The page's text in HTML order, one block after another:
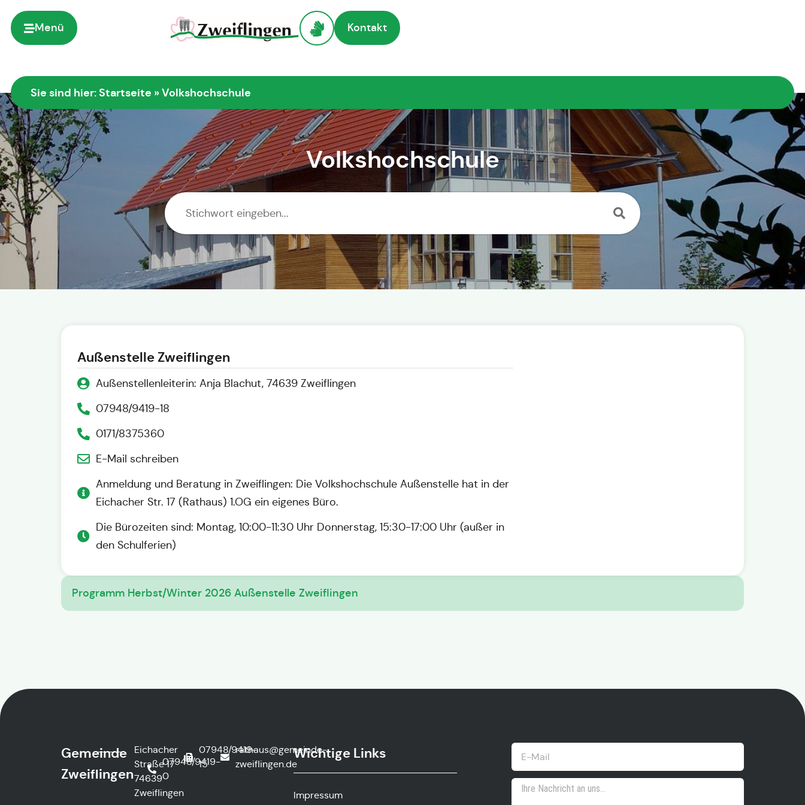
springen
Menü Kontakt
Sie sind hier:Startseite »Volkshochschule
Volkshochschule
Außenstelle Zweiflingen
Außenstellenleiterin: Anja Blachut, 74639 Zweiflingen
07948/9419-18
0171/8375360
E-Mail schreiben
Anmeldung und Beratung in Zweiflingen: Die Volkshochschule Außenstelle hat in der
Eichacher Str. 17 (Rathaus) 1.OG ein eigenes Büro.
Die Bürozeiten sind: Montag, 10:00-11:30 Uhr Donnerstag, 15:30-17:00 Uhr (außer in
den Schulferien)
Programm Herbst/Winter 2026 Außenstelle Zweiflingen
Gemeinde
Zweiflingen
Eichacher
Straße 17
74639
Zweiflingen
07948/9419-
0
07948/9419-
15
rathaus@gemeinde-
zweiflingen.de
Wichtige Links
Impressum